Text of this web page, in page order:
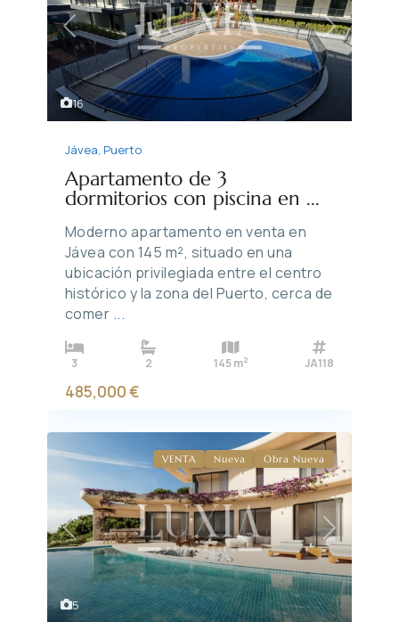
16
Previous Next
Jávea, Puerto
Apartamento de 3
dormitorios con piscina en ...
Moderno apartamento en venta en
Jávea con 145 m², situado en una
ubicación privilegiada entre el centro
histórico y la zona del Puerto, cerca de
comer ...
3 2 145 m2 JA118
485,000 €
5
Previous Next
VENTA Nueva Obra Nueva